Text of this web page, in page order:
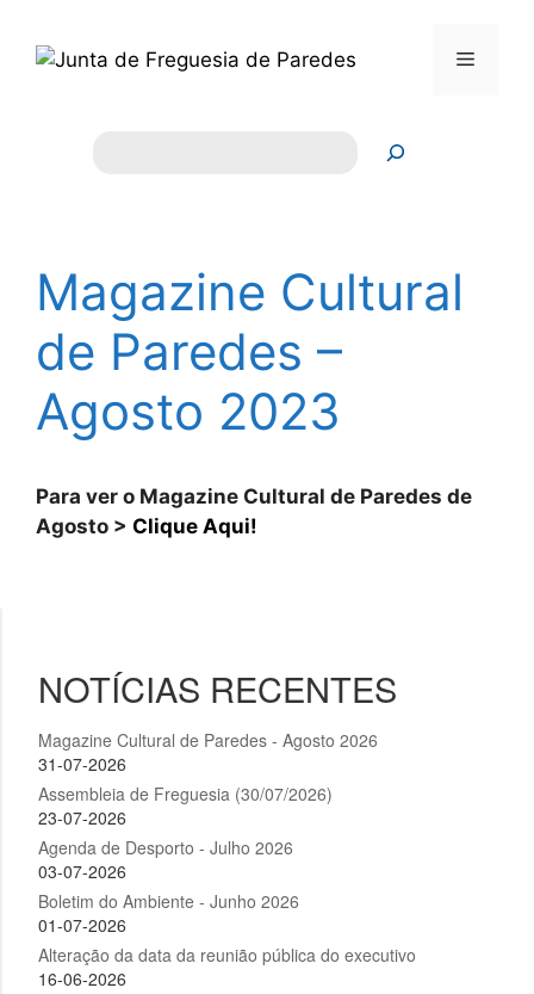
para
Menu
Magazine Cultural
de Paredes –
Agosto 2023
Para ver o Magazine Cultural de Paredes de
Agosto > Clique Aqui!